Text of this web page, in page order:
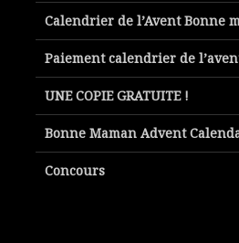
Calendrier de l’Avent Bonne
Paiement calendrier de
UNE COPIE GRATUITE !
Bonne Maman Advent
Concours